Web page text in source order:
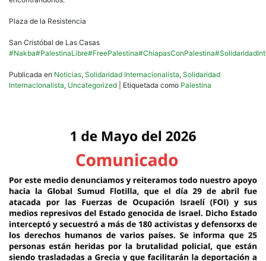
Plaza de la Resistencia
San Cristóbal de Las Casas
#Nakba#PalestinaLibre#FreePalestina#ChiapasConPalestina
Publicada en Noticias, Solidaridad Internacionalista, Solidaridad
Internacionalista, Uncategorized Etiquetada como Palestina